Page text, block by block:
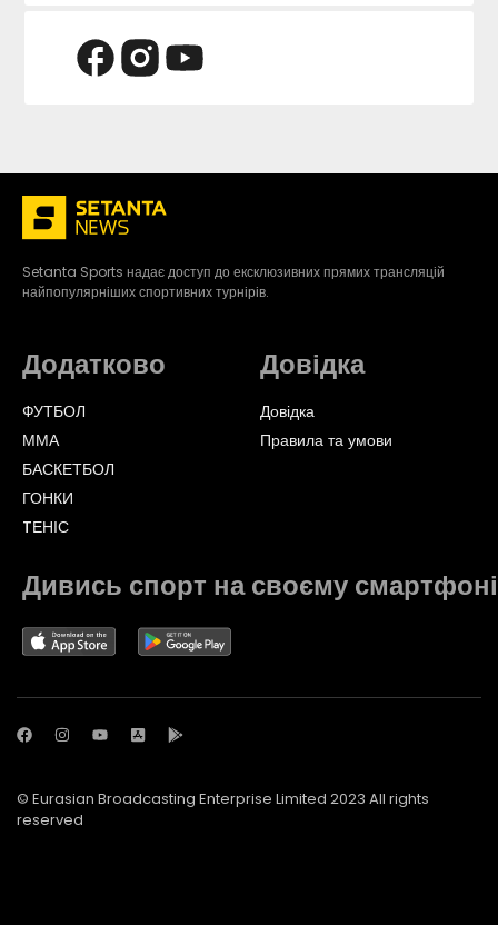
Setanta Sports надає доступ до ексклюзивних прямих трансляцій
найпопулярніших спортивних турнірів.
Додатково
ФУТБОЛ
ММА
БАСКЕТБОЛ
ГОНКИ
TЕНІС
Довідка
Довідка
Правила та умови
Дивись спорт на своєму смартфоні
© Eurasian Broadcasting Enterprise Limited 2023 All rights
reserved